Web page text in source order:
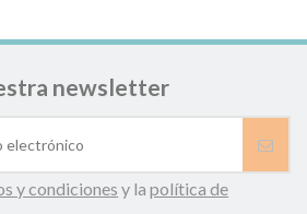
newsletter
y condiciones y lapolítica de